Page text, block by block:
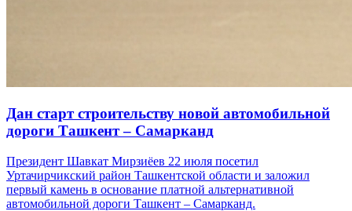
Дан старт строительству новой автомобильной
дороги Ташкент – Самарканд
Президент Шавкат Мирзиёев 22 июля посетил
Уртачирчикский район Ташкентской области и заложил
первый камень в основание платной альтернативной
автомобильной дороги Ташкент – Самарканд.